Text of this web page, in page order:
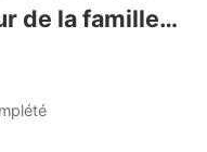
de la famille